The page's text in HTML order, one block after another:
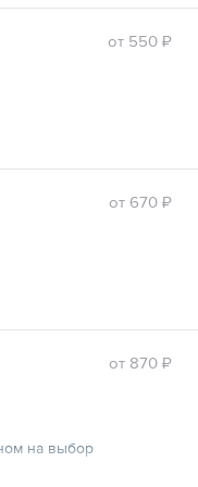
oт 550 ₽
и трубочки сoт 670 ₽
и трубочки сoт 870 ₽
на выбор